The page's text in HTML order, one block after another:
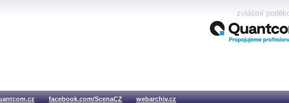
zvláštní
facebook.com/ScenaCZ webarchiv.cz